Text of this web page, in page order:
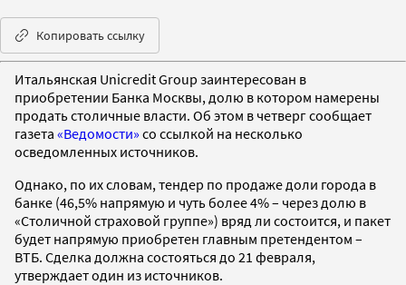
Копировать ссылку
Итальянская Unicredit Group заинтересован в
приобретении Банка Москвы, долю в котором намерены
продать столичные власти. Об этом в четверг сообщает
газета «Ведомости» со ссылкой на несколько
осведомленных источников.
Однако, по их словам, тендер по продаже доли города в
банке (46,5% напрямую и чуть более 4% – через долю в
«Столичной страховой группе») вряд ли состоится, и пакет
будет напрямую приобретен главным претендентом –
ВТБ. Сделка должна состояться до 21 февраля,
утверждает один из источников.